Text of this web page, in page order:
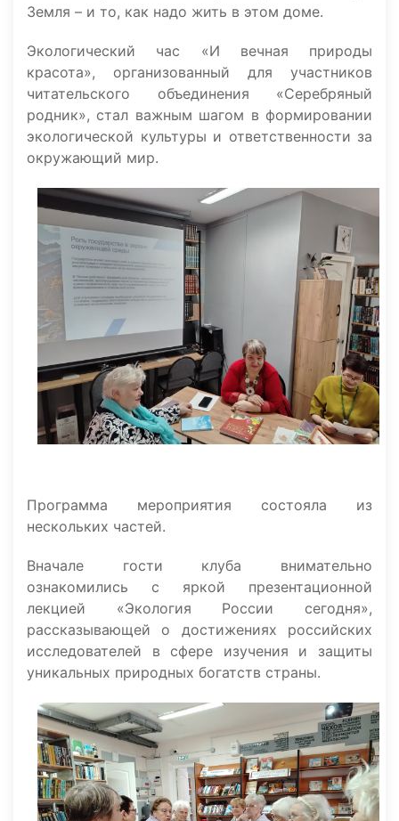
Земля – и то, как надо жить в этом доме.
Экологический час «И вечная природы
красота», организованный для участников
читательского объединения «Серебряный
родник», стал важным шагом в формировании
экологической культуры и ответственности за
окружающий мир.
Программа мероприятия состояла из
нескольких частей.
Вначале гости клуба внимательно
ознакомились с яркой презентационной
лекцией «Экология России сегодня»,
рассказывающей о достижениях российских
исследователей в сфере изучения и защиты
уникальных природных богатств страны.